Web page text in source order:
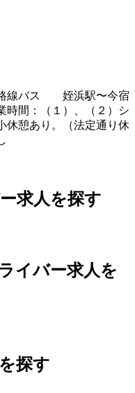
線バス 姪浜駅〜今宿
間：（１）、（２）シ
あり。（法定通り休
求人を探す
イバー求人を
探す